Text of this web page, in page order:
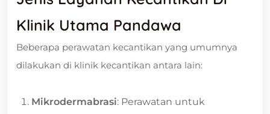
Klinik Utama Pandawa
Beberapa perawatan kecantikan yang umumnya
dilakukan di klinik kecantikan antara lain:
Mikrodermabrasi: Perawatan untuk